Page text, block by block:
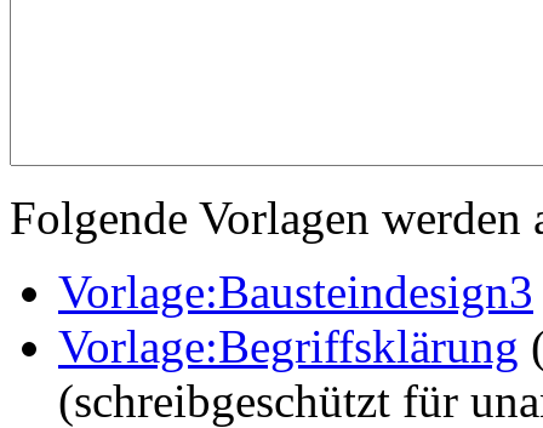
Folgende Vorlagen
Vorlage:Bausteindesign3
Vorlage:Begriffsklärung
(schreibgeschützt für